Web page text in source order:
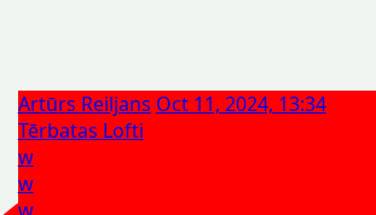
Artūrs Reiljans Oct 11, 2024, 13:34
Tērbatas Lofti
w
w